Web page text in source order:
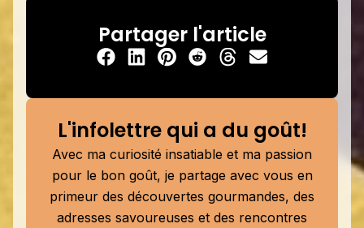
Partager l'article
L'infolettre qui a du goût!
Avec ma curiosité insatiable et ma passion
pour le bon goût, je partage avec vous en
primeur des découvertes gourmandes, des
adresses savoureuses et des rencontres